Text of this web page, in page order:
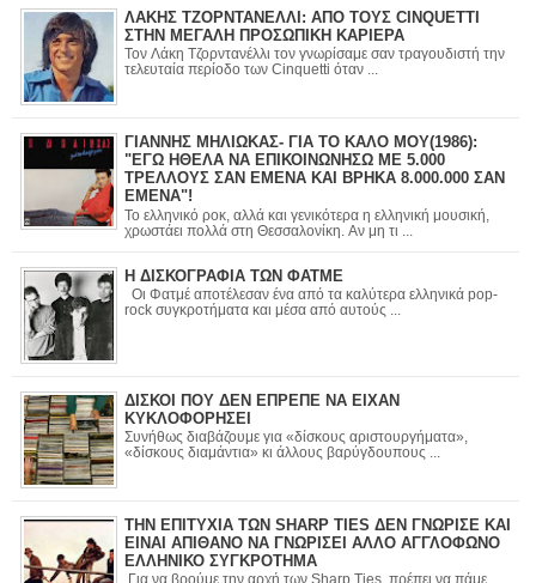
ΛΑΚΗΣ ΤΖΟΡΝΤΑΝΕΛΛΙ: ΑΠΟ ΤΟΥΣ CINQUETTI
ΣΤΗΝ ΜΕΓΑΛΗ ΠΡΟΣΩΠΙΚΗ ΚΑΡΙΕΡΑ
Τον Λάκη Τζορντανέλλι τον γνωρίσαμε σαν τραγουδιστή την
τελευταία περίοδο των Cinquetti όταν ...
ΓΙΑΝΝΗΣ ΜΗΛΙΩΚΑΣ- ΓΙΑ ΤΟ ΚΑΛΟ ΜΟΥ(1986):
"ΕΓΩ ΗΘΕΛΑ ΝΑ ΕΠΙΚΟΙΝΩΝΗΣΩ ΜΕ 5.000
ΤΡΕΛΛΟΥΣ ΣΑΝ ΕΜΕΝΑ ΚΑΙ ΒΡΗΚΑ 8.000.000 ΣΑΝ
ΕΜΕΝΑ"!
Το ελληνικό ροκ, αλλά και γενικότερα η ελληνική μουσική,
χρωστάει πολλά στη Θεσσαλονίκη. Αν μη τι ...
Η ΔΙΣΚΟΓΡΑΦΙΑ ΤΩΝ ΦΑΤΜΕ
Οι Φατμέ αποτέλεσαν ένα από τα καλύτερα ελληνικά pop-
rock συγκροτήματα και μέσα από αυτούς ...
ΔΙΣΚΟΙ ΠΟΥ ΔΕΝ ΕΠΡΕΠΕ ΝΑ ΕΙΧΑΝ
ΚΥΚΛΟΦΟΡΗΣΕΙ
Συνήθως διαβάζουμε για «δίσκους αριστουργήματα»,
«δίσκους διαμάντια» κι άλλους βαρύγδουπους ...
ΤΗΝ ΕΠΙΤΥΧΙΑ ΤΩΝ SHARP TIES ΔΕΝ ΓΝΩΡΙΣΕ ΚΑΙ
ΕΙΝΑΙ ΑΠΙΘΑΝΟ ΝΑ ΓΝΩΡΙΣΕΙ ΑΛΛΟ ΑΓΓΛΟΦΩΝΟ
ΕΛΛΗΝΙΚΟ ΣΥΓΚΡΟΤΗΜΑ
Για να βρούμε την αρχή των Sharp Ties, πρέπει να πάμε